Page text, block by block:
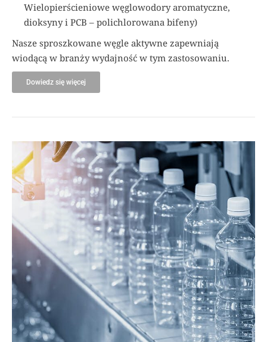
Wielopierścieniowe węglowodory aromatyczne,
dioksyny i PCB – polichlorowana bifeny)
Nasze sproszkowane węgle aktywne zapewniają
wiodącą w branży wydajność w tym zastosowaniu.
Dowiedz się więcej